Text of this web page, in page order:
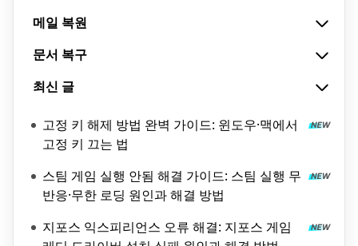
메일 복원
문서 복구
최신 글
고정 키 해제 방법 완벽 가이드: 윈도우·맥에서
고정 키 끄는 법
스팀 게임 실행 안됨 해결 가이드: 스팀 실행 무
반응·무한 로딩 원인과 해결 방법
지포스 익스피리언스 오류 해결: 지포스 게임